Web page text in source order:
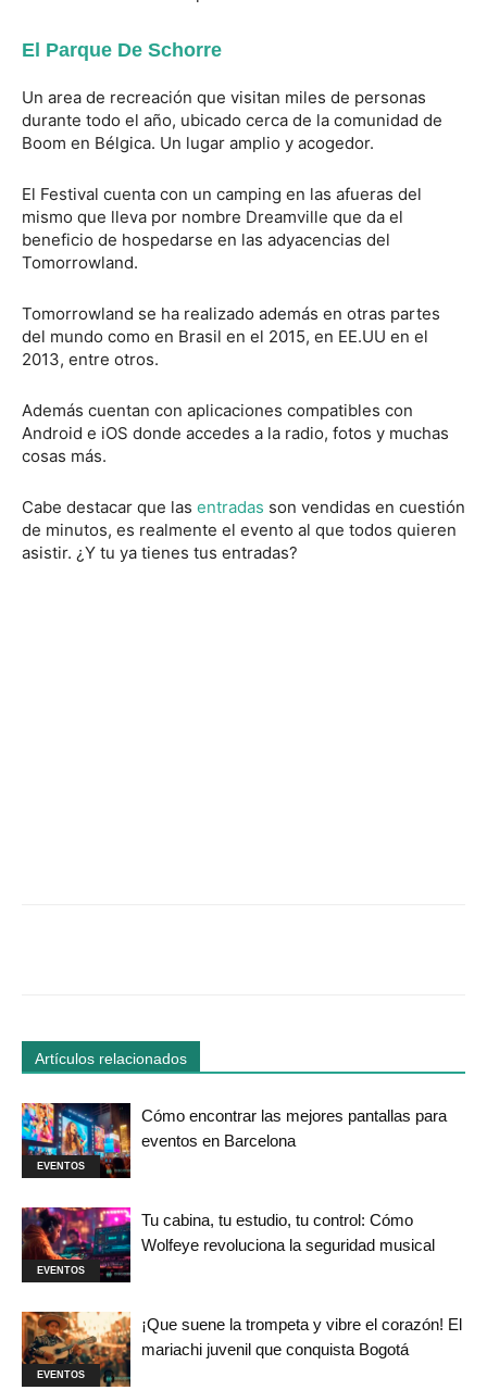
El Parque De Schorre
Un area de recreación que visitan miles de personas
durante todo el año, ubicado cerca de la comunidad de
Boom en Bélgica. Un lugar amplio y acogedor.
El Festival cuenta con un camping en las afueras del
mismo que lleva por nombre Dreamville que da el
beneficio de hospedarse en las adyacencias del
Tomorrowland.
Tomorrowland se ha realizado además en otras partes
del mundo como en Brasil en el 2015, en EE.UU en el
2013, entre otros.
Además cuentan con aplicaciones compatibles con
Android e iOS donde accedes a la radio, fotos y muchas
cosas más.
Cabe destacar que las entradas son vendidas en cuestión
de minutos, es realmente el evento al que todos quieren
asistir. ¿Y tu ya tienes tus entradas?
Artículos relacionados
EVENTOS
Cómo encontrar las mejores pantallas para
eventos en Barcelona
EVENTOS
Tu cabina, tu estudio, tu control: Cómo
Wolfeye revoluciona la seguridad musical
EVENTOS
¡Que suene la trompeta y vibre el corazón! El
mariachi juvenil que conquista Bogotá